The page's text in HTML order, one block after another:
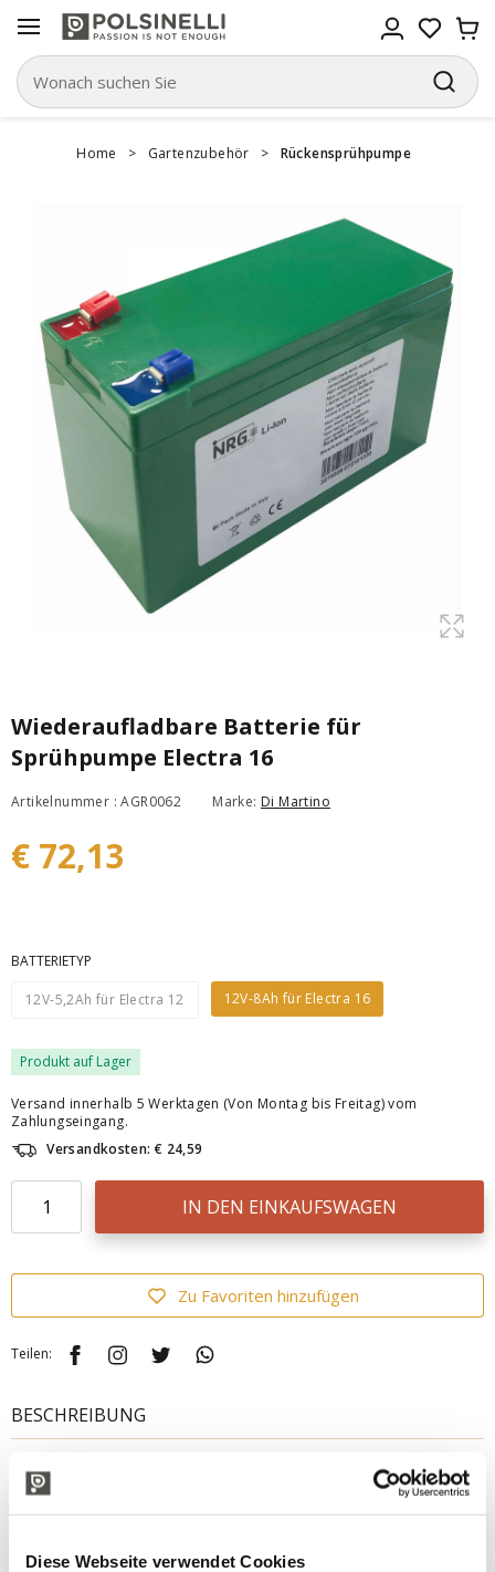
Diese Webseite verwendet Cookies
Home > Gartenzubehör > Rückensprühpumpe
Wiederaufladbare Batterie für
Sprühpumpe Electra 16
Artikelnummer : AGR0062 Marke: Di Martino
€ 72,13
BATTERIETYP
12V-5,2Ah für Electra 12 12V-8Ah für Electra 16
Produkt auf Lager
Versand innerhalb 5 Werktagen (Von Montag bis Freitag) vom
Zahlungseingang.
Versandkosten: € 24,59
IN DEN EINKAUFSWAGEN
Zu Favoriten hinzufügen
Teilen:
BESCHREIBUNG
Wiederaufladbare Li-ION-
Ersatzbatterie für Sprühgeräte Electra